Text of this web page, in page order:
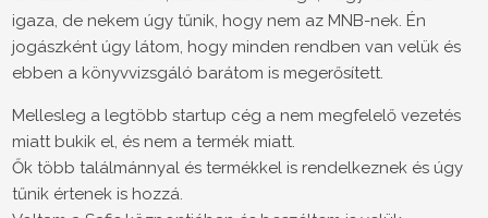
igaza, de nekem úgy tűnik, hogy nem az MNB-nek. Én
jogászként úgy látom, hogy minden rendben van velük és
ebben a könyvvizsgáló barátom is megerősített.
Mellesleg a legtöbb startup cég a nem megfelelő vezetés
miatt bukik el, és nem a termék miatt.
Ők több találmánnyal és termékkel is rendelkeznek és úgy
tűnik értenek is hozzá.